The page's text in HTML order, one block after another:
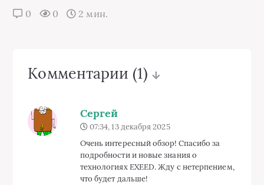
0 0 2 мин.
Комментарии (1)
Сергей
07:34, 13 декабря 2025
Очень интересный обзор! Спасибо за
подробности и новые знания о
технологиях EXEED. Жду с нетерпением,
что будет дальше!